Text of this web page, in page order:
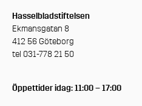
Hasselbladstiftelsen
Ekmansgatan 8
412 56 Göteborg
tel 031-778 21 50
Öppettider idag: 11:00 – 17:00